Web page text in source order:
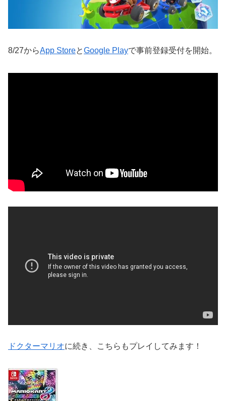
8/27からApp StoreとGoogle Playで事前登録受付を開始。
ドクターマリオに続き、こちらもプレイしてみます！